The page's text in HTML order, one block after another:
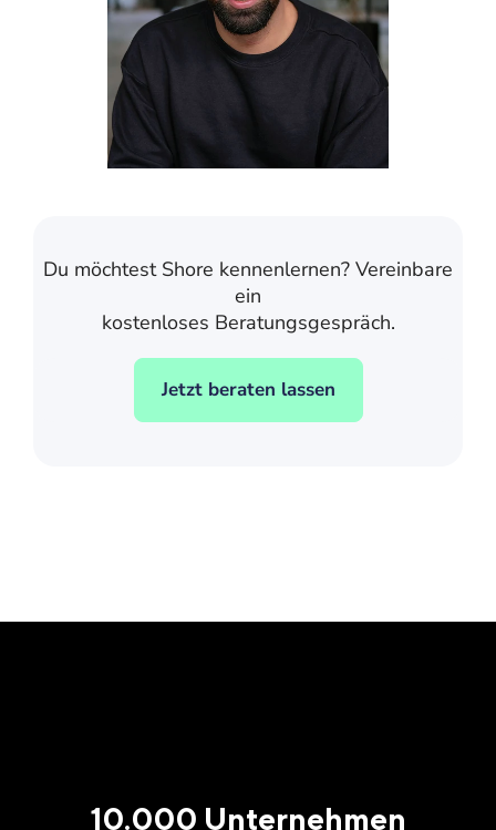
Du möchtest Shore kennenlernen? Vereinbare
ein
kostenloses Beratungsgespräch.
Jetzt beraten lassen
10.000 Unternehmen